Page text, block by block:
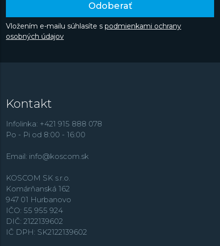
Odoberať
Vložením e-mailu súhlasíte s podmienkami ochrany
osobných údajov
Kontakt
Infolinka: +421 915 888 078
Po - Pi od 8:00 - 16:00
Email: info@koscom.sk
KOSCOM SK s.r.o.
Komárňanská 162
947 01 Hurbanovo
IČO: 55 955 924
DIČ: 2122139602
IČ DPH: SK2122139602